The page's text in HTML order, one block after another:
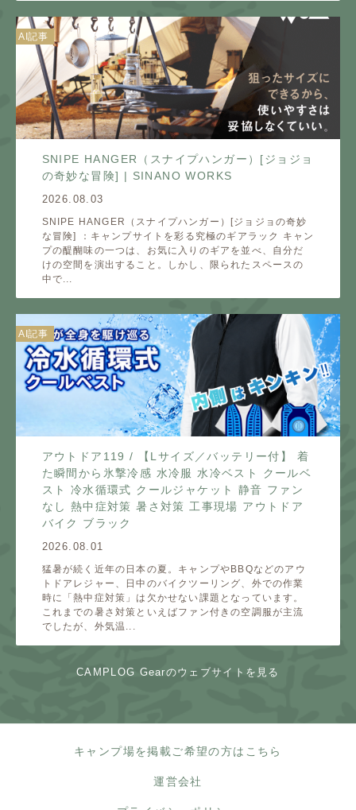
AI記事
SNIPE HANGER（スナイプハンガー）[ジョジョ
の奇妙な冒険] | SINANO WORKS
2026.08.03
SNIPE HANGER（スナイプハンガー）[ジョジョの奇妙
な冒険] ：キャンプサイトを彩る究極のギアラック キャン
プの醍醐味の一つは、お気に入りのギアを並べ、自分だ
けの空間を演出すること。しかし、限られたスペースの
中で...
AI記事
アウトドア119 / 【Lサイズ／バッテリー付】 着
た瞬間から氷撃冷感 水冷服 水冷ベスト クールベ
スト 冷水循環式 クールジャケット 静音 ファン
なし 熱中症対策 暑さ対策 工事現場 アウトドア
バイク ブラック
2026.08.01
猛暑が続く近年の日本の夏。キャンプやBBQなどのアウ
トドアレジャー、日中のバイクツーリング、外での作業
時に「熱中症対策」は欠かせない課題となっています。
これまでの暑さ対策といえばファン付きの空調服が主流
でしたが、外気温...
CAMPLOG Gearのウェブサイトを見る
キャンプ場を掲載ご希望の方はこちら
運営会社